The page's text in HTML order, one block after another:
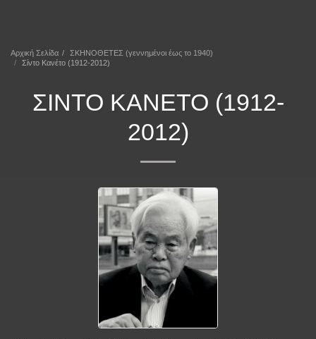
Αρχική Σελίδα
ΣΚΗΝΟΘΕΤΕΣ (γεννημένοι έως το 1940)
Σίντο Κανέτο (1912-2012)
ΣΊΝΤΟ ΚΑΝΈΤΟ (1912-
2012)